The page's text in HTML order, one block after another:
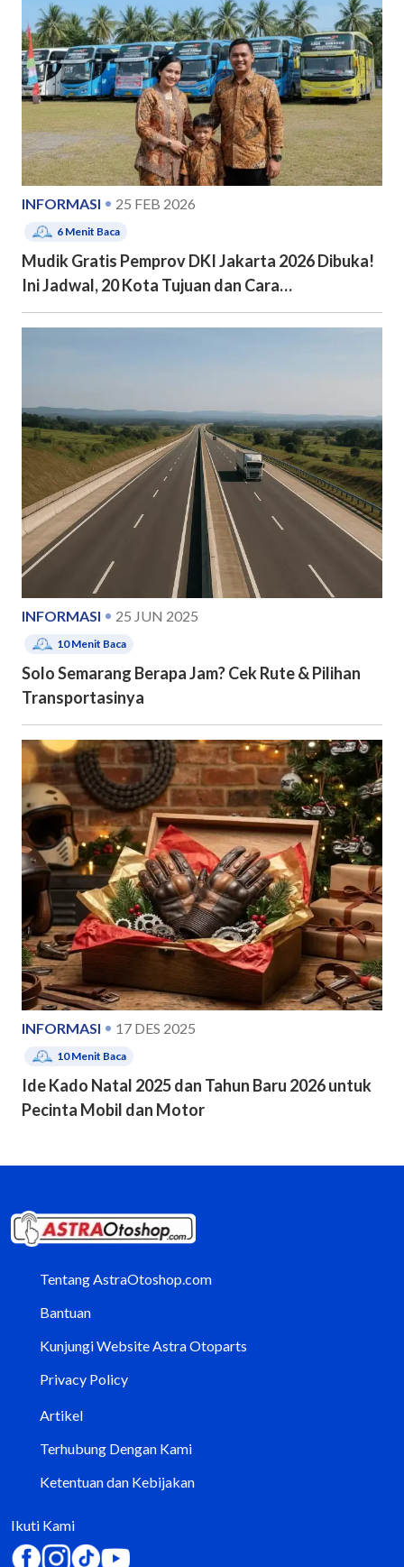
INFORMASI 25 FEB 2026
6 Menit Baca
Mudik Gratis Pemprov DKI Jakarta 2026 Dibuka!
Ini Jadwal, 20 Kota Tujuan dan Cara
Pendaftarannya
INFORMASI 25 JUN 2025
10Menit Baca
Solo Semarang Berapa Jam? Cek Rute & Pilihan
Transportasinya
INFORMASI 17 DES 2025
10Menit Baca
Ide Kado Natal 2025 dan Tahun Baru 2026 untuk
Pecinta Mobil dan Motor
Tentang AstraOtoshop.com
Bantuan
Kunjungi Website Astra Otoparts
Privacy Policy
Artikel
Terhubung Dengan Kami
Ketentuan dan Kebijakan
Ikuti Kami